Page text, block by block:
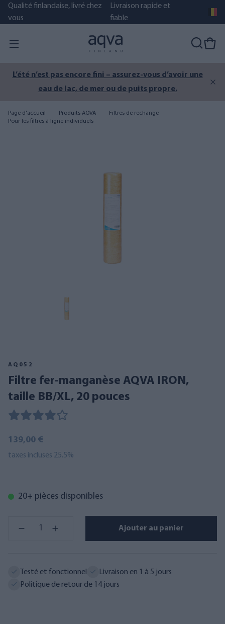
Qualité finlandaise, livré chez
vous
Livraison rapide et
fiable
L’été n’est pas encore fini – assurez-vous d’avoir une
eau de lac, de mer ou de puits propre.
Page d'accueil Produits AQVA
Filtres de rechange
Pour les filtres à ligne individuels
AQ052
Filtre fer-manganèse AQVA IRON,
taille BB/XL, 20 pouces
139,00 €
taxes incluses 25.5%
20+ pièces disponibles
Ajouter au panier
Testé et fonctionnel
Livraison en 1 à 5 jours
Politique de retour de 14 jours